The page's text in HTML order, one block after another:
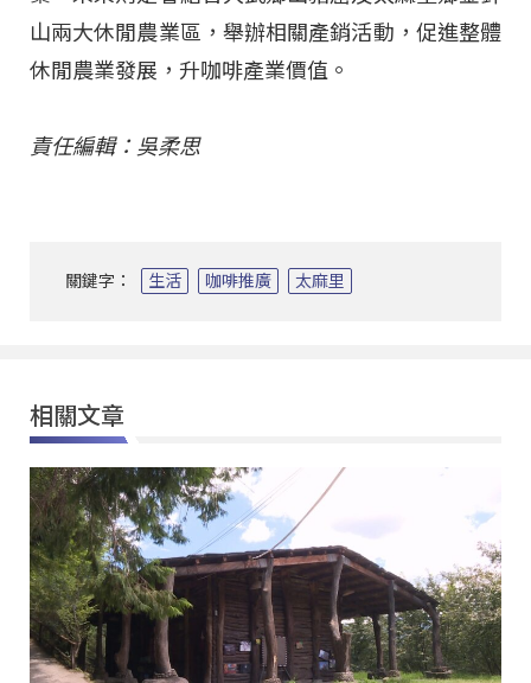
山兩大休閒農業區，舉辦相關產銷活動，促進整體
休閒農業發展，升咖啡產業價值。
責任編輯：吳柔思
關鍵字： 生活 咖啡推廣 太麻里
相關文章